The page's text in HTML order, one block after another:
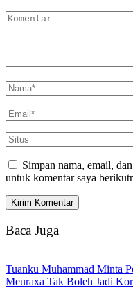
Simpan nama, email,
untuk komentar saya
Baca Juga
Tuanku Muhammad Minta
Meuraxa Tak Boleh Jadi